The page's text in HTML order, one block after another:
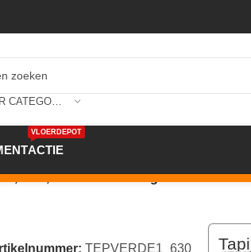
ACTIE
VLOERDEPOT
2,00×2,90mtr Kl. 630 Beige/Grau
TEPVERDE1_630